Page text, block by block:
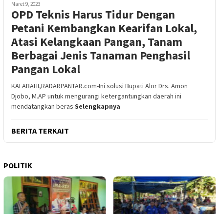
Maret 9, 2023
OPD Teknis Harus Tidur Dengan
Petani Kembangkan Kearifan Lokal,
Atasi Kelangkaan Pangan, Tanam
Berbagai Jenis Tanaman Penghasil
Pangan Lokal
KALABAHI,RADARPANTAR.com-Ini solusi Bupati Alor Drs. Amon
Djobo, M.AP untuk mengurangi ketergantungkan daerah ini
mendatangkan beras Selengkapnya
BERITA TERKAIT
POLITIK